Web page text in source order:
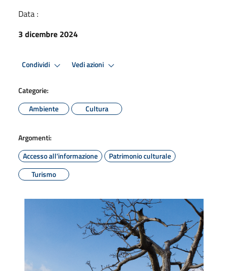
Data :
3 dicembre 2024
Condividi Vedi azioni
Categorie:
Ambiente
Cultura
Argomenti:
Accesso all'informazione
Patrimonio culturale
Turismo